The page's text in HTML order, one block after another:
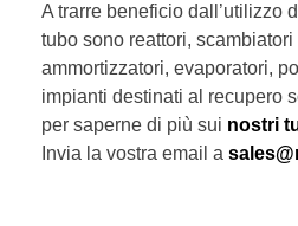
A trarre beneficio dall’utilizzo
tubo sono reattori,
ammortizzatori, evaporatori,
impianti destinati al recupero
per saperne di più sui nostri
Invia la vostra email a